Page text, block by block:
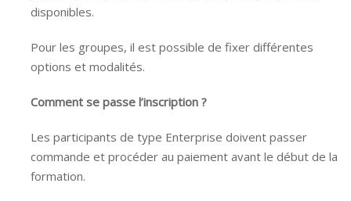
disponibles.
Pour les groupes, il est possible de fixer différentes
options et modalités.
Comment se passe l’inscription ?
Les participants de type Enterprise doivent passer
commande et procéder au paiement avant le début de la
formation.